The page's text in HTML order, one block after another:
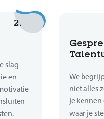
2.
slag
en
We
niet alles
je kennen
waar je